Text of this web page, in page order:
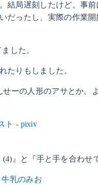
結局遅刻したけど。事
だったし、実際の作業
した。
たりもしました。
ーの人形のアサとか。
ト - pixiv
』と『手と手を合わせ
乳のみお